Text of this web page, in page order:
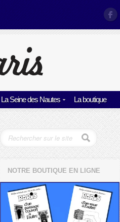
La Seine des Nautes La boutique
NOTRE BOUTIQUE EN LIGNE